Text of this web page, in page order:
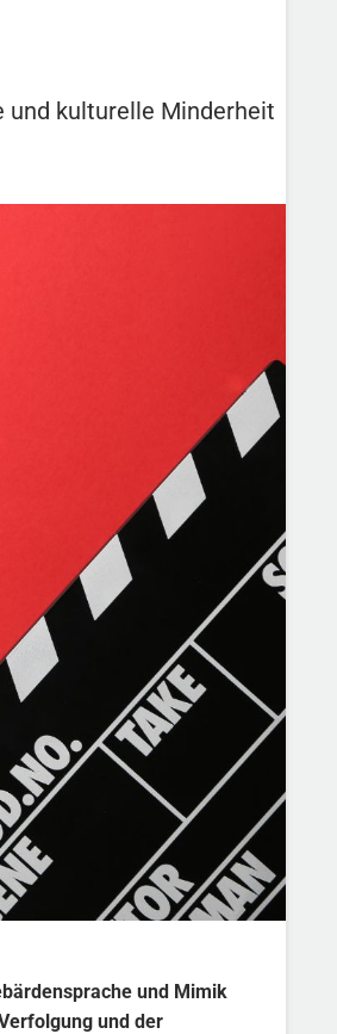
und kulturelle Minderheit
und Mimik
und der